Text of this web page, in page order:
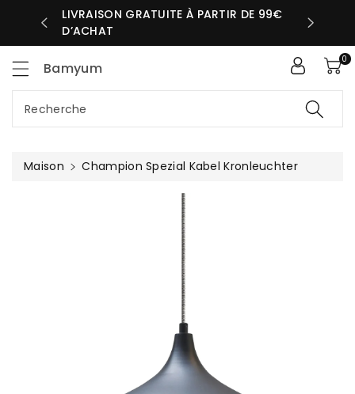
MÊME
LIVRAISON GRATUITE À PARTIR DE 99€
D’ACHAT
Bamyum
Recherche
0
Maison
Champion Spezial Kabel Kronleuchter